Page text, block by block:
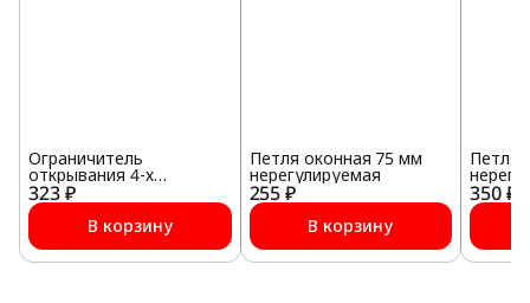
323 ₽
Ограничитель
открывания 4-х
позиционный с
металлическим
держателем,
коричневый
В корзину
255 ₽
Петля оконная 75 мм
нерегулируемая
В корзину
350 ₽
Петля